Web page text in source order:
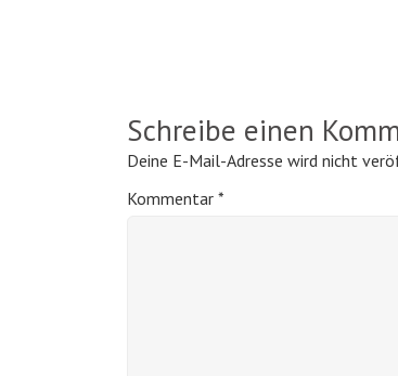
Schreibe einen
Deine E-Mail-Adresse wird nicht
Kommentar *